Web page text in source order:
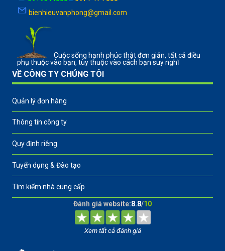
bienhieuvanphong@gmail.com
Cuộc sống hạnh phúc thật đơn giản, tất cả điều
phụ thuộc vào bạn, tùy thuộc vào cách bạn suy nghĩ
VỀ CÔNG TY CHÚNG TÔI
Quản lý đơn hàng
Thông tin công ty
Quy định riêng
Tuyển dụng & Đào tạo
Tìm kiếm nhà cung cấp
Đánh giá website:8.8/10
Xem tất cả đánh giá